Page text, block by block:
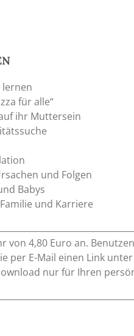
lernen
für alle“
ihr Muttersein
und Folgen
Babys
und Karriere
von 4,80 Euro an.
per E-Mail einen Link
nur für Ihren